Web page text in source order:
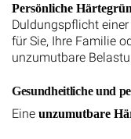
Persönliche
Duldungspflicht
für Sie, Ihre Familie
unzumutbare
Gesundheitliche und
Eine unzumutbare